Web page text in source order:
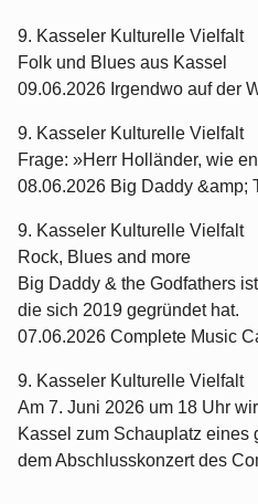
9. Kasseler Kulturelle Vielfalt
Folk und Blues aus Kassel
09.06.2026 Irgendwo auf der
9. Kasseler Kulturelle Vielfalt
Frage: »Herr Holländer, wie
08.06.2026 Big Daddy &amp;
9. Kasseler Kulturelle Vielfalt
Rock, Blues and more
Big Daddy & the Godfathers
die sich 2019 gegründet hat.
07.06.2026 Complete Music
9. Kasseler Kulturelle Vielfalt
Am 7. Juni 2026 um 18 Uhr
Kassel zum Schauplatz eines
dem Abschlusskonzert des